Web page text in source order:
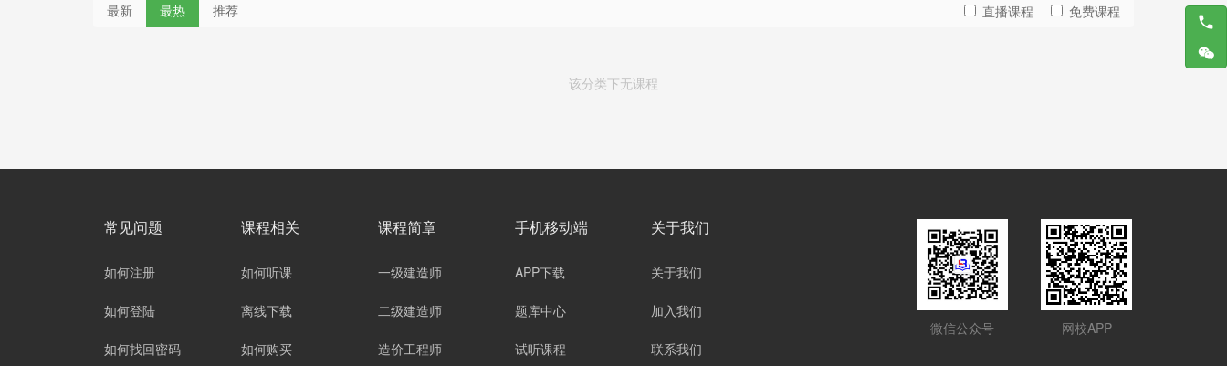
最新 最热 推荐 直播课程 免费课程
该分类下无课程
常见问题
如何注册
如何登陆
如何找回密码
课程相关
如何听课
离线下载
如何购买
课程简章
一级建造师
二级建造师
造价工程师
手机移动端
APP下载
题库中心
试听课程
关于我们
关于我们
加入我们
联系我们
微信公众号 网校APP